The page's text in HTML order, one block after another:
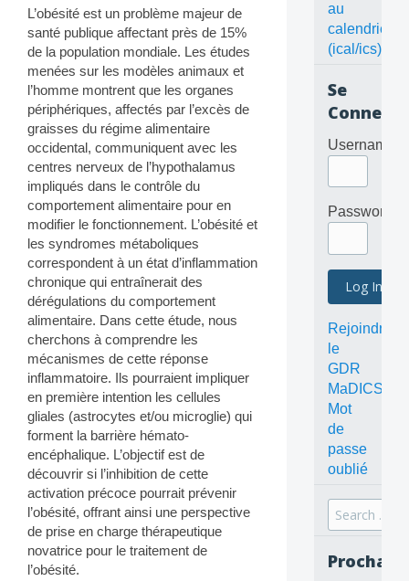
L’obésité est un problème majeur de
santé publique affectant près de 15%
de la population mondiale. Les études
menées sur les modèles animaux et
l’homme montrent que les organes
périphériques, affectés par l’excès de
graisses du régime alimentaire
occidental, communiquent avec les
centres nerveux de l’hypothalamus
impliqués dans le contrôle du
comportement alimentaire pour en
modifier le fonctionnement. L’obésité et
les syndromes métaboliques
correspondent à un état d’inflammation
chronique qui entraînerait des
dérégulations du comportement
alimentaire. Dans cette étude, nous
cherchons à comprendre les
mécanismes de cette réponse
inflammatoire. Ils pourraient impliquer
en première intention les cellules
gliales (astrocytes et/ou microglie) qui
forment la barrière hémato-
encéphalique. L’objectif est de
découvrir si l’inhibition de cette
activation précoce pourrait prévenir
l’obésité, offrant ainsi une perspective
de prise en charge thérapeutique
novatrice pour le traitement de
l’obésité.
au
calendrier
(ical/ics)
Se
Username
Password
Rejoindre
le
GDR
MaDICS
Mot
de
passe
oublié
Search
for: